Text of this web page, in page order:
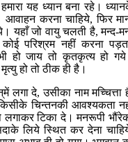
यह ध्यान बना रहे।
करना चाहिये, फिर
यहाँ जो वायु चलती है, मन्द-
परिश्रम नहीं करना
भी हो जाय तो कृतकृत्य हो
हो तो ठीक ही है।
दे, उसीका नाम मच्चित्ता
चिन्तनकी आवश्यकता
टिका दे। मनरूपी
लिये स्थित कर देना